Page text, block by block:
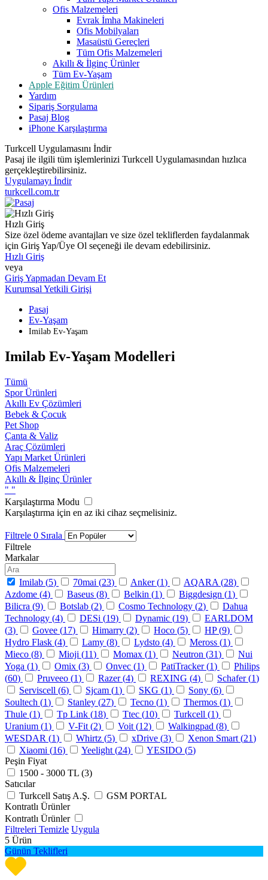
Ofis Malzemeleri
Evrak İmha Makineleri
Ofis Mobilyaları
Masaüstü Gereçleri
Tüm Ofis Malzemeleri
Akıllı & İlginç Ürünler
Tüm Ev-Yaşam
Apple Eğitim Ürünleri
Yardım
Sipariş Sorgulama
Pasaj Blog
iPhone Karşılaştırma
Turkcell Uygulamasını İndir
Pasaj ile ilgili tüm işlemlerinizi Turkcell Uygulamasından hızlıca
gerçekleştirebilirsiniz.
Uygulamayı İndir
turkcell.com.tr
Hızlı Giriş
Size özel ödeme avantajları ve size özel tekliflerden faydalanmak
için Giriş Yap/Üye Ol seçeneği ile devam edebilirsiniz.
Hızlı Giriş
veya
Giriş Yapmadan Devam Et
Kurumsal Yetkili Girişi
Pasaj
Ev-Yaşam
Imilab Ev-Yaşam
Imilab Ev-Yaşam Modelleri
Tümü
Spor Ürünleri
Akıllı Ev Çözümleri
Bebek & Çocuk
Pet Shop
Çanta & Valiz
Araç Çözümleri
Yapı Market Ürünleri
Ofis Malzemeleri
Akıllı & İlginç Ürünler
" "
Karşılaştırma Modu
Karşılaştırma için en az iki cihaz seçmelisiniz.
Filtrele 0 Sırala
Filtrele
Markalar
Imilab (5) 70mai (23) Anker (1) AQARA (28)
Azdome (4) Baseus (8) Belkin (1) Biggdesign (1)
Bilicra (9) Botslab (2) Cosmo Technology (2)
Dahua
Technology (4) DESi (19) Dynamic (19)
EARLDOM
(3) Govee (17) Himarry (2) Hoco (5) HP (9)
Hydro Flask (4) Lamy (8) Lydsto (4) Meross (1)
Mieco (8) Mioji (11) Momax (1) Neutron (31)
Nui
Yoga (1) Omix (3) Onvec (1) PatiTracker (1)
Philips
(60) Pruveeo (1) Razer (4) REXING (4) Schafer (1)
Serviscell (6) Sjcam (1) SKG (1) Sony (6)
Soultech (1) Stanley (27) Tecno (1) Thermos (1)
Thule (1) Tp Link (18) Ttec (10) Turkcell (1)
Uranium (1) V-Fit (2) Voit (12) Walkingpad (8)
WESDAR (1) Whirtz (5) xDrive (3) Xenon Smart (21)
Xiaomi (16) Yeelight (24) YESIDO (5)
Peşin Fiyat
1500 - 3000 TL (3)
Satıcılar
Turkcell Satış A.Ş.
GSM PORTAL
Kontratlı Ürünler
Kontratlı Ürünler
Filtreleri Temizle Uygula
5 Ürün
Günün Teklifleri